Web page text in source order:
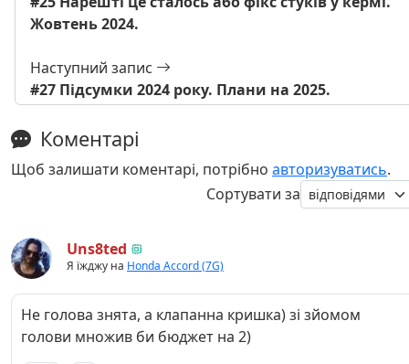
Жовтень 2024.
Наступний запис
#27 Підсумки 2024 року. Плани на 2025.
Коментарі
Щоб залишати коментарі, потрібно авторизуватись.
Сортувати за
Uns8ted
Я їжджу на Honda Accord (7G)
Не голова знята, а клапанна кришка) зі зйомом
голови множив би бюджет на 2)